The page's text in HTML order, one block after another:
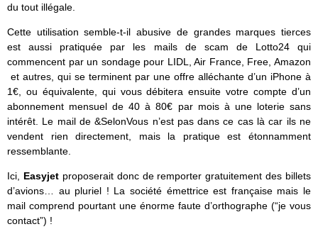
du tout illégale.
Cette utilisation semble-t-il abusive de grandes marques tierces
est aussi pratiquée par les mails de scam de Lotto24 qui
commencent par un sondage pour LIDL, Air France, Free, Amazon
et autres, qui se terminent par une offre alléchante d’un iPhone à
1€, ou équivalente, qui vous débitera ensuite votre compte d’un
abonnement mensuel de 40 à 80€ par mois à une loterie sans
intérêt. Le mail de &SelonVous n’est pas dans ce cas là car ils ne
vendent rien directement, mais la pratique est étonnamment
ressemblante.
Ici, Easyjet proposerait donc de remporter gratuitement des billets
d’avions… au pluriel ! La société émettrice est française mais le
mail comprend pourtant une énorme faute d’orthographe (“je vous
contact”) !